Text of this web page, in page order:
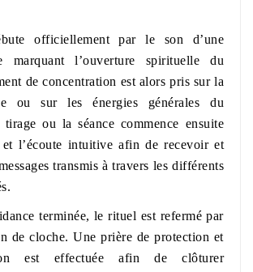
officiellement par le son d’une
marquant l’ouverture spirituelle du
de concentration est alors pris sur la
ou sur les énergies générales du
ou la séance commence ensuite
l’écoute intuitive afin de recevoir et
transmis à travers les différents
terminée, le rituel est refermé par
de cloche. Une prière de protection et
est effectuée afin de clôturer